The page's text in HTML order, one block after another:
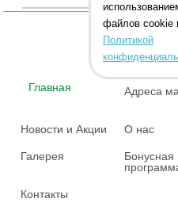
Главная Адреса
Новости и Акции О нас
Галерея
Бонусная
Контакты
файлов cookie
Политикой